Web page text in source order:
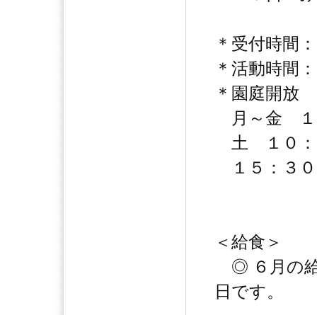
＊受付時間
＊活動時間
＊園庭開放
月～金 １
土 １０：
１５：３
＜給食＞
◎ ６月の給
日です。